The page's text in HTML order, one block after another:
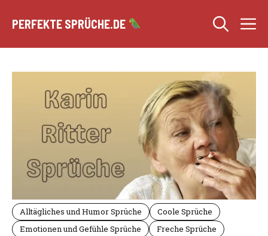
Inhalt
PERFEKTE SPRÜCHE.DE
Alltägliches und Humor Sprüche
Coole Sprüche
Emotionen und Gefühle Sprüche
Freche Sprüche